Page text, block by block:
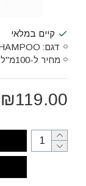
₪119.00
קיים במלאי
דגם:
מחיר ל-100מ"ל: